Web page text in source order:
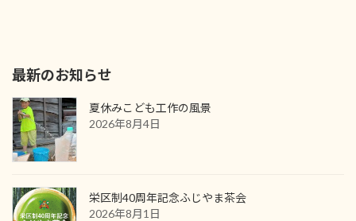
最新のお知らせ
夏休みこども工作の風景
2026年8月4日
栄区制40周年記念ふじやま茶会
2026年8月1日